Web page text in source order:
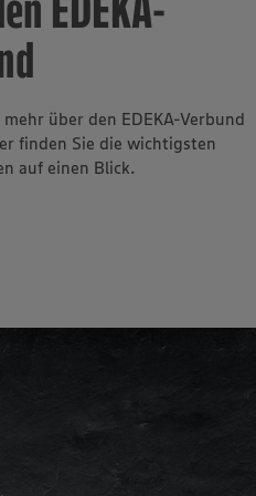
über den EDEKA-Verbund
finden Sie die wichtigsten
auf einen Blick.